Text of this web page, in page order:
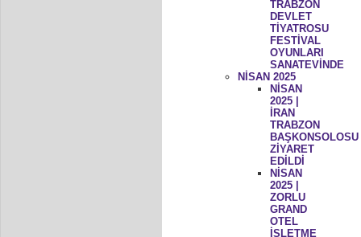
TRABZON
DEVLET
TİYATROSU
FESTİVAL
OYUNLARI
SANATEVİNDE
NİSAN 2025
NİSAN
2025 |
İRAN
TRABZON
BAŞKONSOLOSU
ZİYARET
EDİLDİ
NİSAN
2025 |
ZORLU
GRAND
OTEL
İŞLETME